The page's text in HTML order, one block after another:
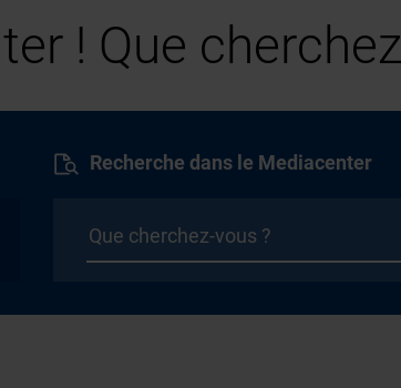
! Que
Recherche dans le Mediacenter